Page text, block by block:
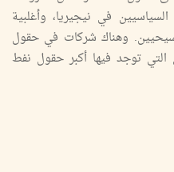
في نيجيريا، وأغلبية
وهناك شركات في حقول
توجد فيها أكبر حقول نفط